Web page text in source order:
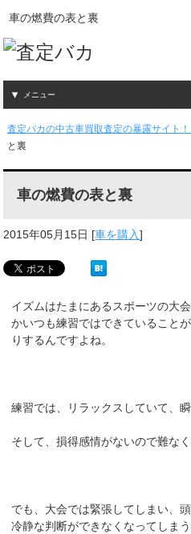
車の燃費の表と裏
メニュー
査定バカの中古車買取査定の暴露サイト
と裏
車の燃費の表と裏
2015年05月15日 [車を購入]
イズムはたまにあるスポーツの大
かいつも練習ではできていること
りするんですよね。
練習では、リラックスしていて、
そして、損得感情がないので難な
でも、大会では緊張してしまい、
冷静な判断ができなくなってしまう